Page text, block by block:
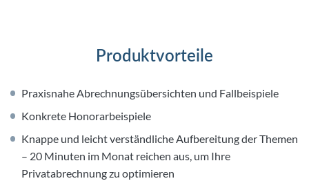
Produktvorteile
Praxisnahe Abrechnungsübersichten und Fallbeispiele
Konkrete Honorarbeispiele
Knappe und leicht verständliche Aufbereitung der Themen
– 20 Minuten im Monat reichen aus, um Ihre
Privatabrechnung zu optimieren